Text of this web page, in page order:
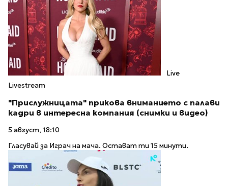
Live
Livestream
"Прислужницата" прикова вниманието с палави
кадри в интересна компания (снимки и видео)
5 август, 18:10
Гласувай за Играч на мача. Остават ти 15 минути.